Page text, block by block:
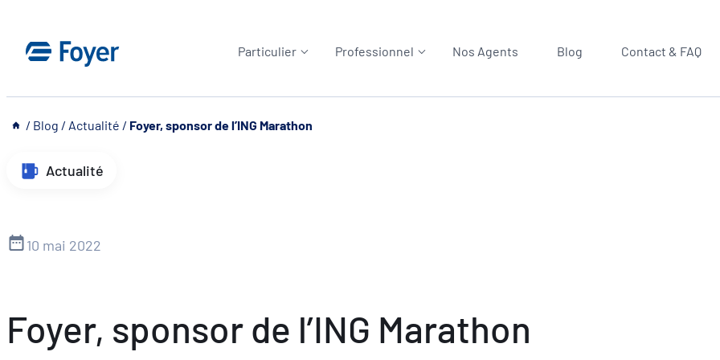
contenu
Particulier Professionnel Nos Agents Blog Contact & FAQ
__ / Blog / Actualité / Foyer, sponsor de l’ING Marathon
Actualité
10 mai 2022
Foyer, sponsor de l’ING Marathon